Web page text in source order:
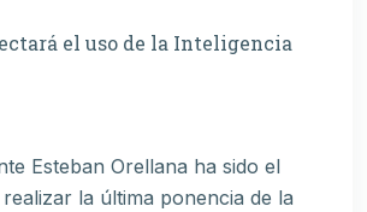
el uso de la Inteligencia
Esteban Orellana ha sido el
la última ponencia de la